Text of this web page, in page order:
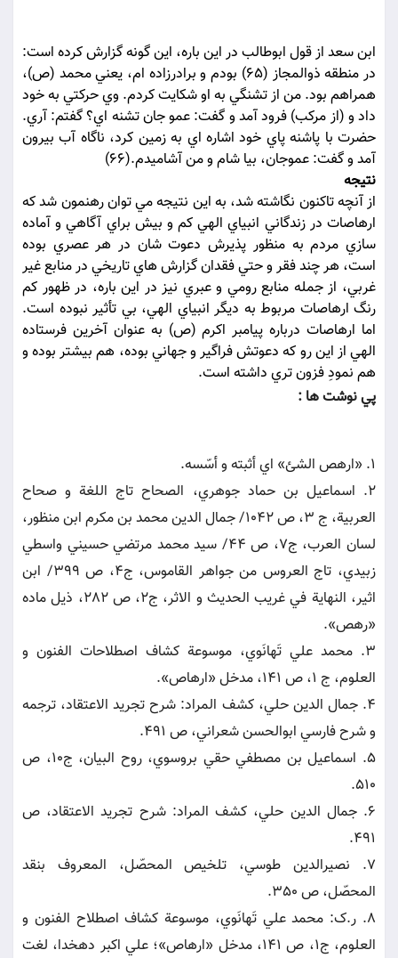
ابن سعد از قول ابوطالب در اين باره، اين گونه گزارش کرده است:
در منطقه ذوالمجاز (65) بودم و برادرزاده ام، يعني محمد (ص)،
همراهم بود. من از تشنگي به او شکايت کردم. وي حرکتي به خود
داد و (از مرکب) فرود آمد و گفت: عمو جان تشنه اي؟ گفتم: آري.
حضرت با پاشنه پاي خود اشاره اي به زمين کرد، ناگاه آب بيرون
آمد و گفت: عموجان، بيا شام و من آشاميدم.(66)
نتيجه
از آنچه تاکنون نگاشته شد، به اين نتيجه مي توان رهنمون شد که
ارهاصات در زندگاني انبياي الهي کم و بيش براي آگاهي و آماده
سازي مردم به منظور پذيرش دعوت شان در هر عصري بوده
است، هر چند فقر و حتي فقدان گزارش هاي تاريخي در منابع غير
غربي، از جمله منابع رومي و عبري نيز در اين باره، در ظهور کم
رنگ ارهاصات مربوط به ديگر انبياي الهي، بي تأثير نبوده است.
اما ارهاصات درباره پيامبر اکرم (ص) به عنوان آخرين فرستاده
الهي از اين رو که دعوتش فراگير و جهاني بوده، هم بيشتر بوده و
هم نمودِ فزون تري داشته است.
پي نوشت ها :
1. «ارهص الشئ» اي أثبته و أسّسه.
2. اسماعيل بن حماد جوهري، الصحاح تاج اللغة و صحاح
العربية، ج 3، ص 1042/ جمال الدين محمد بن مکرم ابن منظور،
لسان العرب، ج7، ص 44/ سيد محمد مرتضي حسيني واسطي
زبيدي، تاج العروس من جواهر القاموس، ج4، ص 399/ ابن
اثير، النهاية في غريب الحديث و الاثر، ج2، ص 282، ذيل ماده
«رهص».
3. محمد علي تَهانَوي، موسوعة کشاف اصطلاحات الفنون و
العلوم، ج 1، ص 141، مدخل «ارهاص».
4. جمال الدين حلي، کشف المراد: شرح تجريد الاعتقاد، ترجمه
و شرح فارسي ابوالحسن شعراني، ص 491.
5. اسماعيل بن مصطفي حقي بروسوي، روح البيان، ج10، ص
510.
6. جمال الدين حلي، کشف المراد: شرح تجريد الاعتقاد، ص
491.
7. نصيرالدين طوسي، تلخيص المحصّل، المعروف بنقد
المحصّل، ص 350.
8. ر.ک: محمد علي تَهانَوي، موسوعة کشاف اصطلاح الفنون و
العلوم، ج1، ص 141، مدخل «ارهاص»؛ علي اکبر دهخدا، لغت